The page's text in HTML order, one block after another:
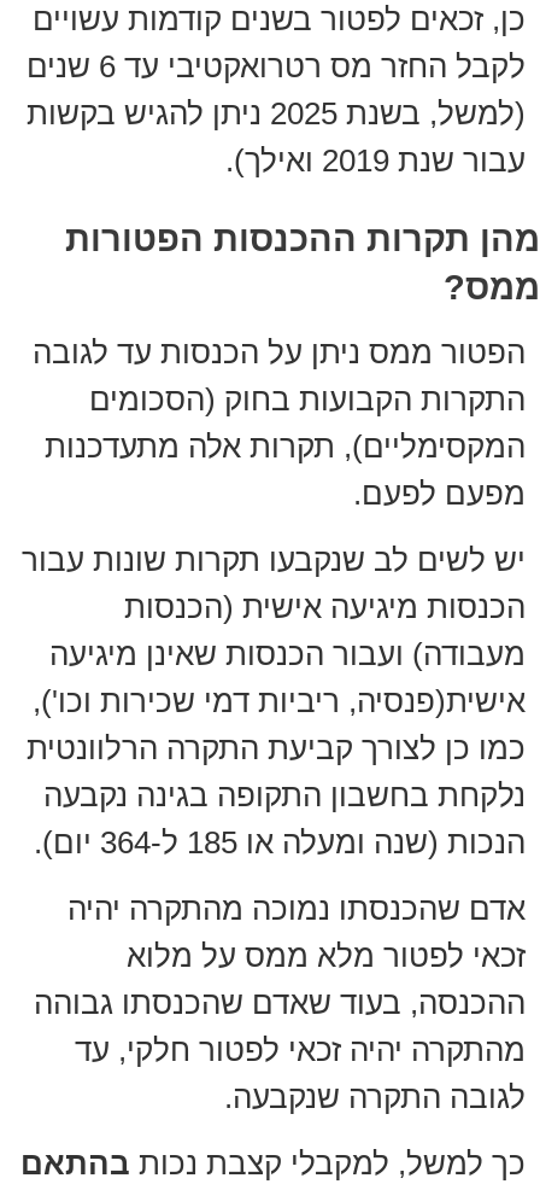
כן, זכאים לפטור בשנים קודמות עשויים
לקבל החזר מס רטרואקטיבי עד 6 שנים
(למשל, בשנת 2025 ניתן להגיש בקשות
עבור שנת 2019 ואילך).
מהן תקרות ההכנסות הפטורות
ממס?
הפטור ממס ניתן על הכנסות עד לגובה
התקרות הקבועות בחוק (הסכומים
המקסימליים), תקרות אלה מתעדכנות
מפעם לפעם.
יש לשים לב שנקבעו תקרות שונות עבור
הכנסות מיגיעה אישית (הכנסות
מעבודה) ועבור הכנסות שאינן מיגיעה
אישית(פנסיה, ריביות דמי שכירות וכו'),
כמו כן לצורך קביעת התקרה הרלוונטית
נלקחת בחשבון התקופה בגינה נקבעה
הנכות (שנה ומעלה או 185 ל-364 יום).
אדם שהכנסתו נמוכה מהתקרה יהיה
זכאי לפטור מלא ממס על מלוא
ההכנסה, בעוד שאדם שהכנסתו גבוהה
מהתקרה יהיה זכאי לפטור חלקי, עד
לגובה התקרה שנקבעה.
כך למשל, למקבלי קצבת נכות בהתאם